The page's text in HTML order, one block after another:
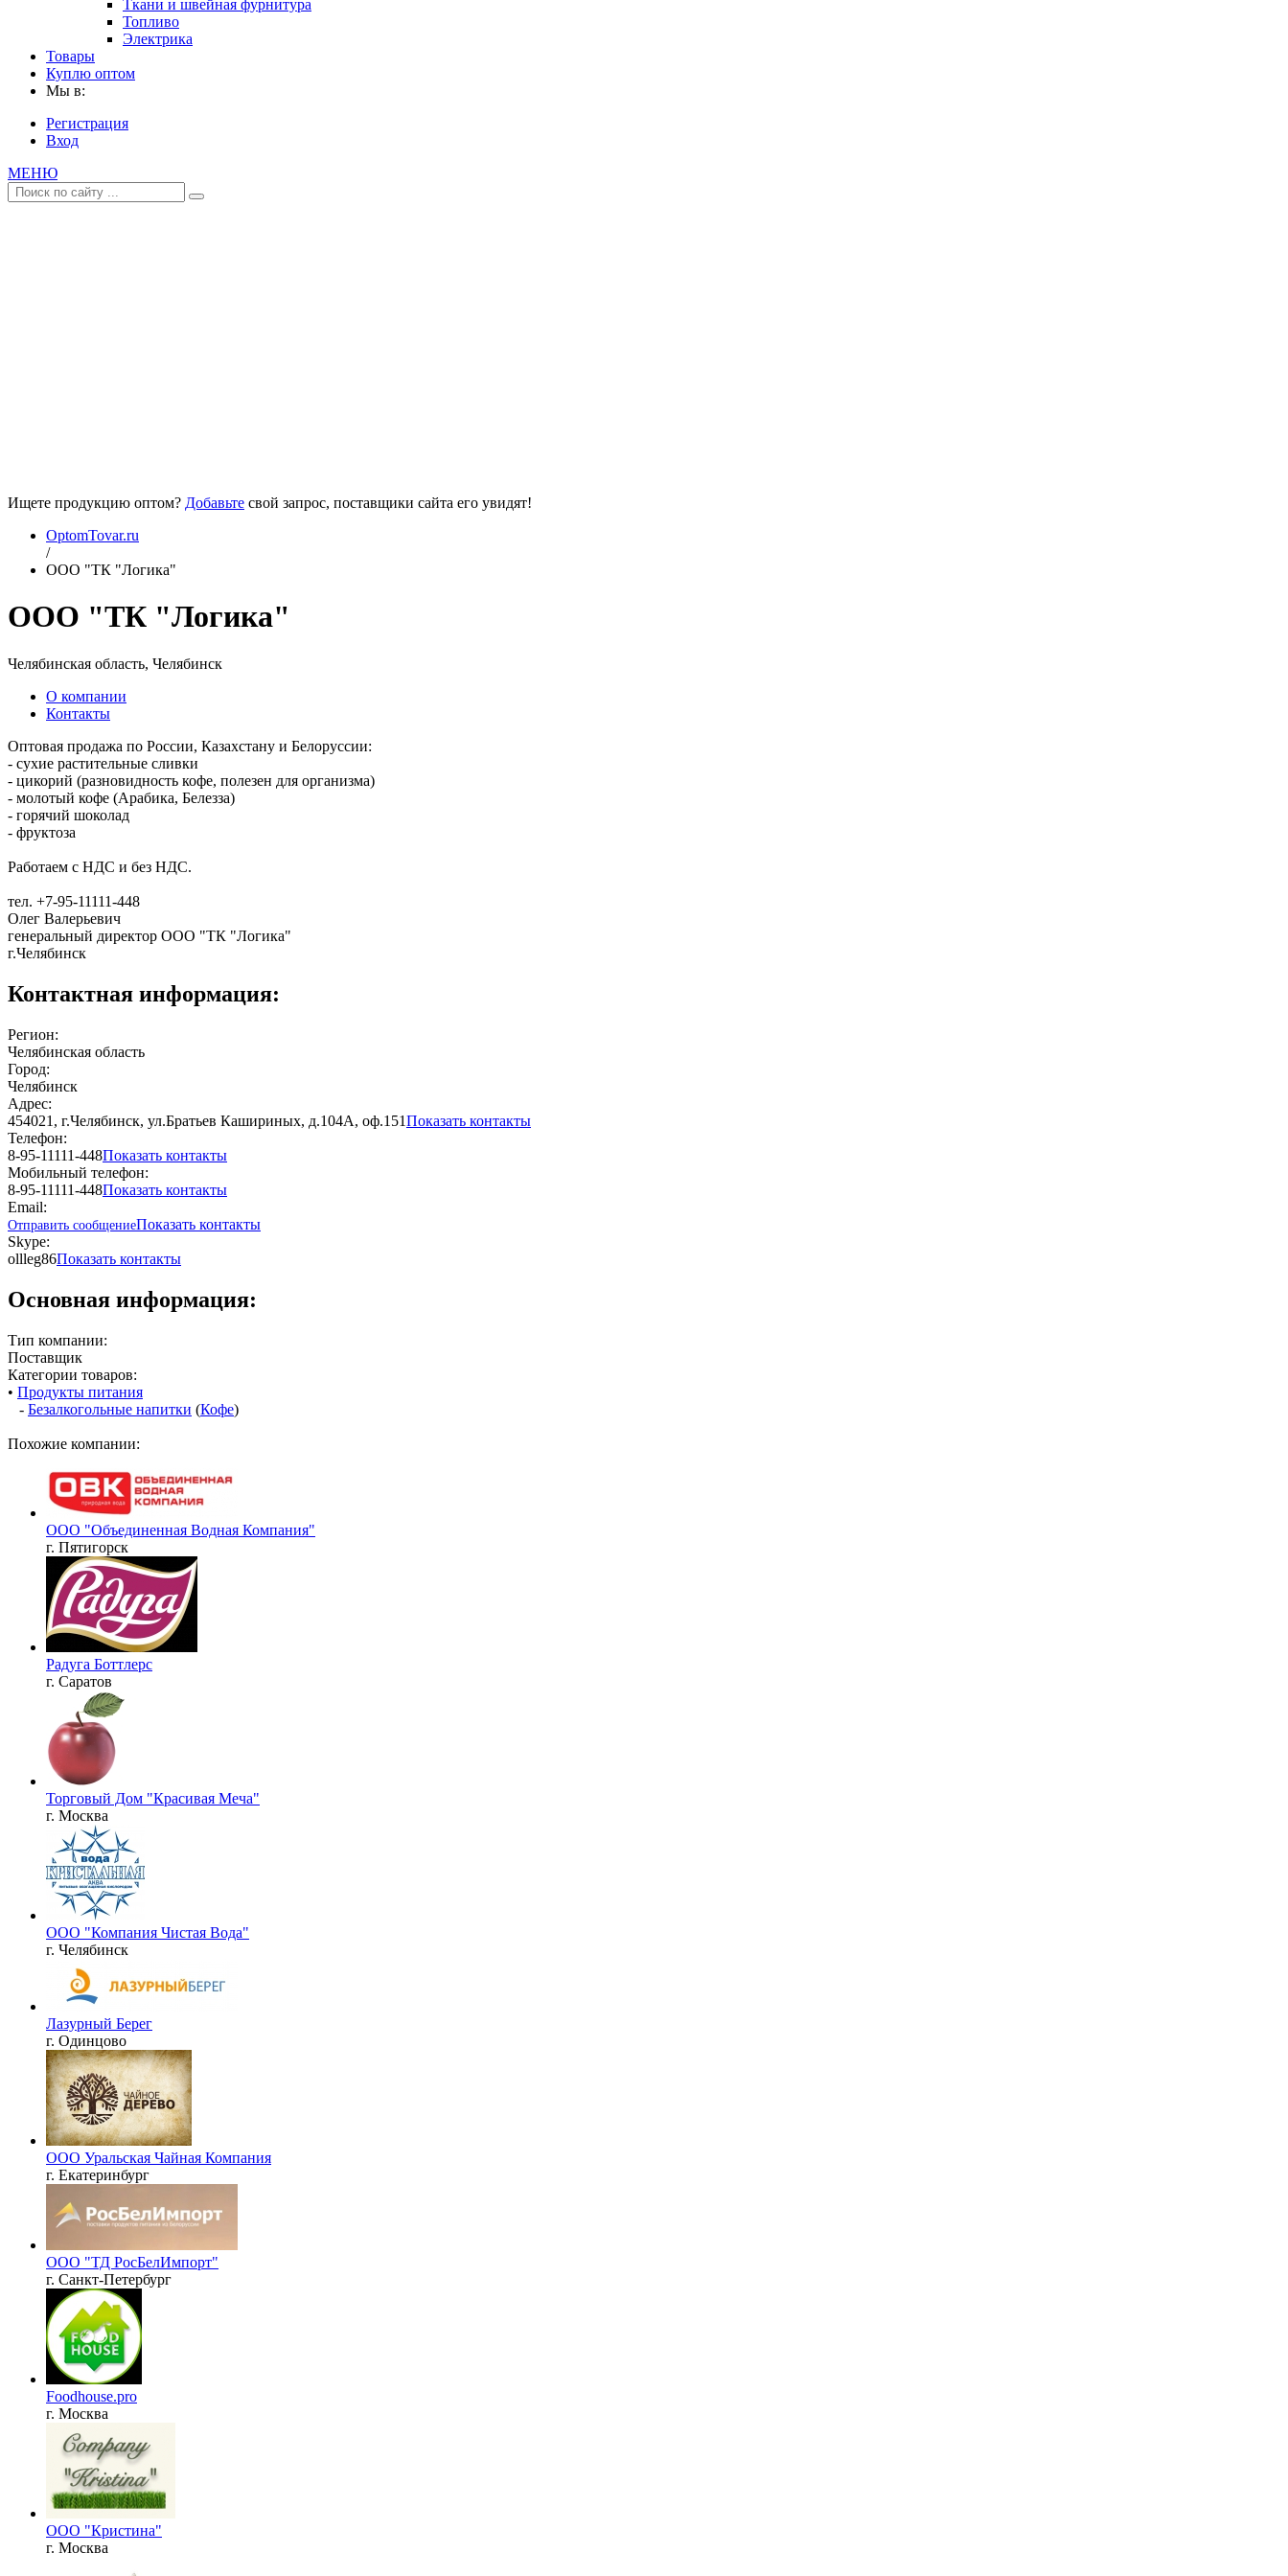
Ткани и швейная фурнитура
Топливо
Электрика
Товары
Куплю оптом
Мы в:
Регистрация
Вход
МЕНЮ
Ищете продукцию оптом? Добавьте свой запрос, поставщики сайта его увидят!
OptomTovar.ru
/
ООО "ТК "Логика"
ООО "ТК "Логика"
Челябинская область, Челябинск
О компании
Контакты
Оптовая продажа по России, Казахстану и Белоруссии:
- сухие растительные сливки
- цикорий (разновидность кофе, полезен для организма)
- молотый кофе (Арабика, Белезза)
- горячий шоколад
- фруктоза
Работаем с НДС и без НДС.
тел. +7-95-11111-448
Олег Валерьевич
генеральный директор ООО "ТК "Логика"
г.Челябинск
Контактная информация:
Регион:
Челябинская область
Город:
Челябинск
Адрес:
454021, г.Челябинск, ул.Братьев Кашириных, д.104А, оф.151Показать контакты
Телефон:
8-95-11111-448Показать контакты
Мобильный телефон:
8-95-11111-448Показать контакты
Email:
Отправить сообщениеПоказать контакты
Skype:
ollleg86Показать контакты
Основная информация:
Тип компании:
Поставщик
Категории товаров:
• Продукты питания
- Безалкогольные напитки (Кофе)
Похожие компании:
ООО "Объединенная Водная Компания"
г. Пятигорск
Радуга Боттлерс
г. Саратов
Торговый Дом "Красивая Меча"
г. Москва
ООО "Компания Чистая Вода"
г. Челябинск
Лазурный Берег
г. Одинцово
ООО Уральская Чайная Компания
г. Екатеринбург
ООО "ТД РосБелИмпорт"
г. Санкт-Петербург
Foodhouse.pro
г. Москва
ООО "Кристина"
г. Москва